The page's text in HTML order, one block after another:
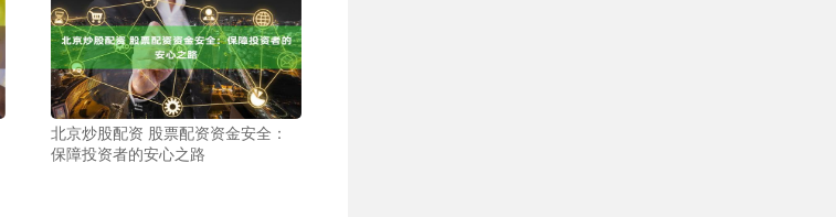
北京炒股配资 股票配资资金安全：
保障投资者的安心之路